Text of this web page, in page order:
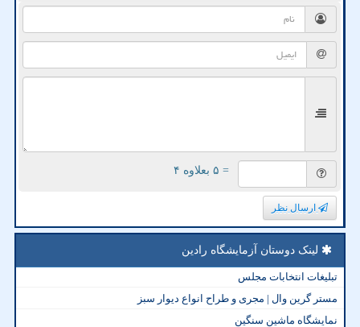
= ۵ بعلاوه ۴
ارسال نظر
لینک دوستان آزمایشگاه رادین
تبلیغات انتخابات مجلس
مستر گرین وال | مجری و طراح انواع دیوار سبز
نمایشگاه ماشین سنگین